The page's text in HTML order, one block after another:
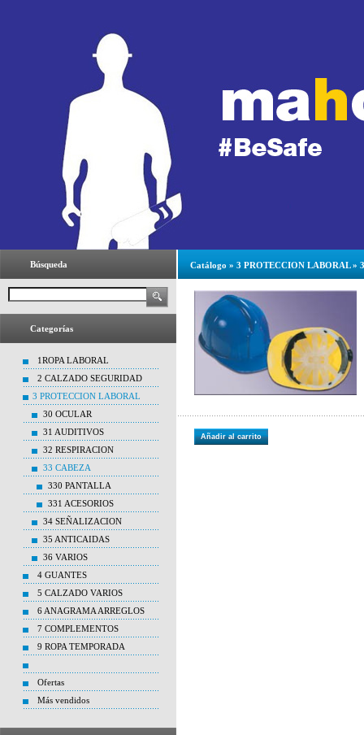
Búsqueda
Categorías
1ROPA LABORAL
2 CALZADO SEGURIDAD
3 PROTECCION LABORAL
30 OCULAR
31 AUDITIVOS
32 RESPIRACION
33 CABEZA
330 PANTALLA
331 ACESORIOS
34 SEÑALIZACION
35 ANTICAIDAS
36 VARIOS
4 GUANTES
5 CALZADO VARIOS
6 ANAGRAMA ARREGLOS
7 COMPLEMENTOS
9 ROPA TEMPORADA
Ofertas
Más vendidos
Catálogo » 3 PROTECCION LABORAL»
Añadir al carrito